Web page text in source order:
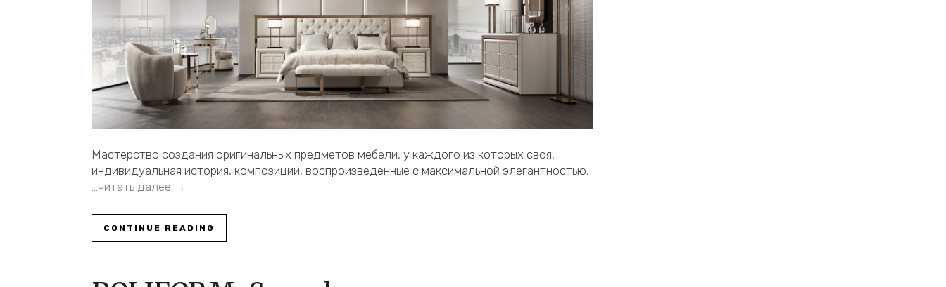
Мастерство создания оригинальных предметов мебели, у каждого из которых своя,
индивидуальная история, композиции, воспроизведенные с максимальной элегантностью,
…читать далее →
CONTINUE READING